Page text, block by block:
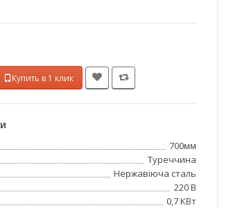
Купить в 1 клик
700мм
Туреччина
Нержавіюча сталь
220 В
0,7 КВт